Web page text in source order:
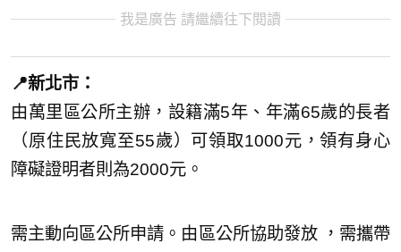
我是廣告 請繼續往下閱讀
📍新北市：
由萬里區公所主辦，設籍滿5年、年滿65歲的長者
（原住民放寬至55歲）可領取1000元，領有身心
障礙證明者則為2000元。
需主動向區公所申請。由區公所協助發放 ，需攜帶